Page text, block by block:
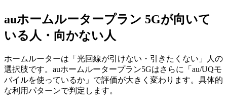
auホームルータープラン 5Gが向いて
いる人・向かない人
ホームルーターは「光回線が引けない・引きたくない」人の
選択肢です。auホームルータープラン5Gはさらに「au/UQモ
バイルを使っているか」で評価が大きく変わります。具体的
な利用パターンで判定します。